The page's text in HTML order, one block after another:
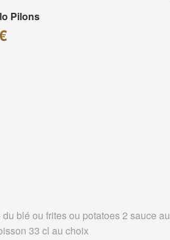
Pilons
blé ou frites ou potatoes 2 sauce au
33 cl au choix